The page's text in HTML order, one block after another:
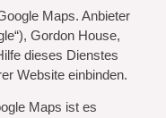
Maps. Anbieter
Gordon House,
dieses Dienstes
Website einbinden.
Maps ist es